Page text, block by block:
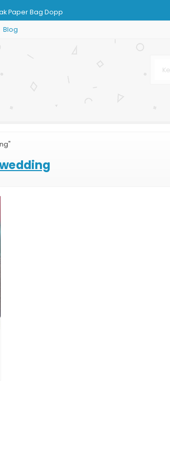
Paper Bag Dopp
Harga Murah
Bag Kertas
TNI
Blog